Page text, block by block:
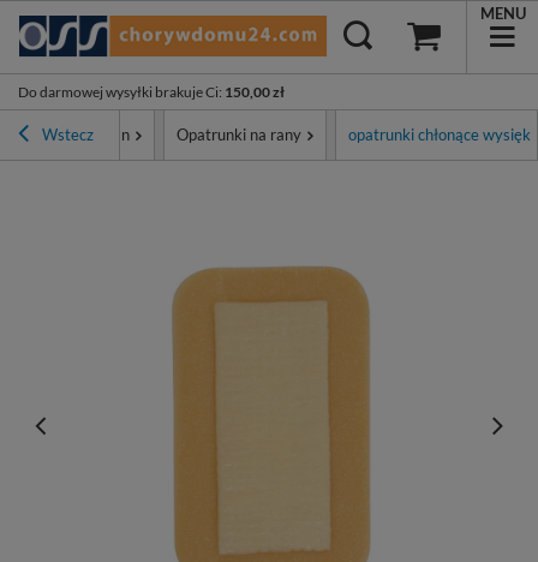
Do darmowej wysyłki brakuje Ci: 150,00 zł
MENU
Wstecz
i leczenie ran Opatrunki na rany opatrunki chłonące wysięk